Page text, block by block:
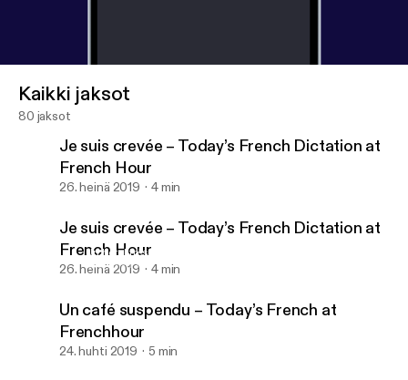
Un hôtel très particulier – Today’s French at FrenchHour
Dictée – French Etc
Kaikki jaksot
80 jaksot
Je suis crevée – Today’s French Dictation at
French Hour
26. heinä 2019 4 min
Je suis crevée – Today’s French Dictation at
French Hour
26. heinä 2019 4 min
Un café suspendu – Today’s French at
Frenchhour
24. huhti 2019 5 min